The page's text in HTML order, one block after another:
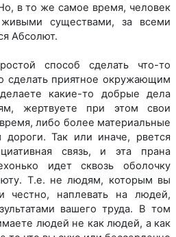
в то же самое время, человек
существами, за всеми
Абсолют.
способ сделать что-то
сделать приятное окружающим
какие-то добрые дела
жертвуете при этом свои
либо более материальные
Так или иначе, рвется
связь, и эта прана
идет сквозь оболочку
Т.е. не людям, которым вы
чеcтно, наплевать на людей,
вашего труда. В том
людей не как людей, а как